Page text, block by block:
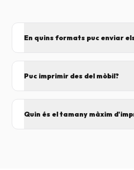
En quins formats puc enviar
Word i Excel.
Puc imprimir des del mòbil?
Quin és el tamany màxim